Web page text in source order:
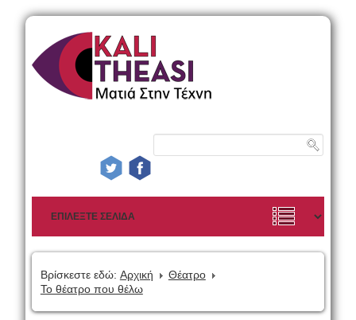
Βρίσκεστε εδώ: Αρχική
Θέατρο
Το θέατρο που θέλω